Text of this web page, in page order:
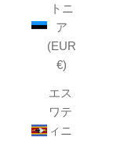
トニ
ア
(EUR
€)
エス
ワテ
ィニ